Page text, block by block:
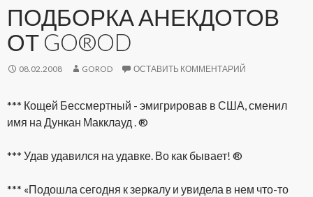
ПОДБОРКА АНЕКДОТОВ
ОТ GO®OD
08.02.2008 GOROD ОСТАВИТЬ КОММЕНТАРИЙ
*** Кощей Бессмертный - эмигрировав в США, сменил
имя на Дункан Макклауд . ®
*** Удав удавился на удавке. Во как бывает! ®
*** «Подошла сегодня к зеркалу и увидела в нем что-то